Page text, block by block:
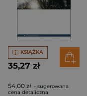
KSIĄŻKA
35,27 zł
54,00 zł - sugerowana
cena detaliczna